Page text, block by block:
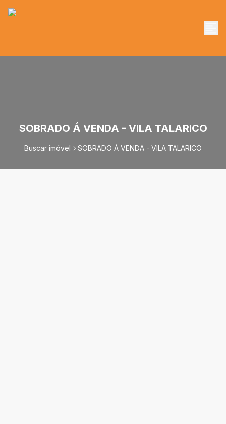
SOBRADO Á VENDA - VILA TALARICO
Buscar imóvel SOBRADO Á VENDA - VILA TALARICO